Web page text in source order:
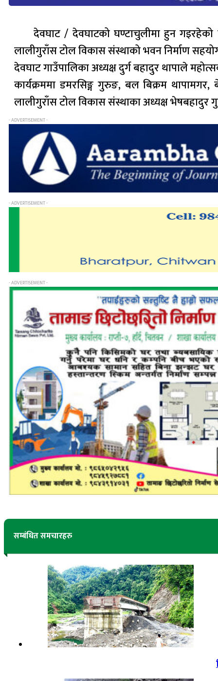
देवघाट / देवघाटको घण्टाचुलीमा हुन
लालीगुराँस टोल विकास संस्थाको भवन निर्माण
देवघाट गाउँपालिका अध्यक्ष दुर्ग बहादुर थापाले
कार्यक्रममा डमरसिङ्ग गुरुङ, बल बिक्रम
लालीगुराँस टोल विकास संस्थाका अध्यक्ष भेषबहादुर
- ADVERTISEMENT -
- ADVERTISEMENT -
- ADVERTISEMENT -
सम्बंधित समचारहरु